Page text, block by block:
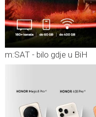
m:SAT - bilo gdje u BiH